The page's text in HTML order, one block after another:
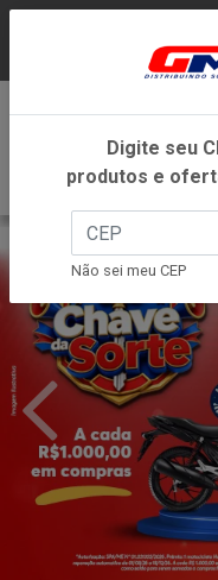
DENTRO DO
Digite seu
produtos e
Não sei meu CEP